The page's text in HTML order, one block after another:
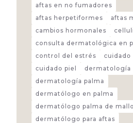
aftas en no fumadores
aftas herpetiformes
aftas
cambios hormonales
consulta dermatológica en
control del estrés
cuidado
cuidado piel
dermatología
dermatología palma
dermatólogo en palma
dermatólogo palma de
dermatólogo para aftas